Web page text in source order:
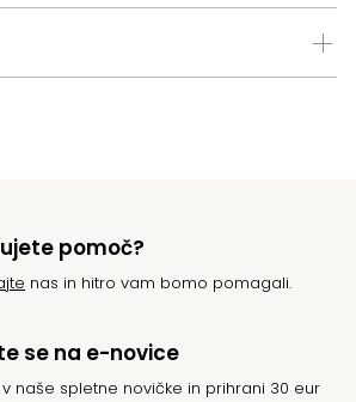
pomoč?
nas in hitro vam bomo pomagali.
se na e-novice
v naše spletne novičke in prihrani 30 eur